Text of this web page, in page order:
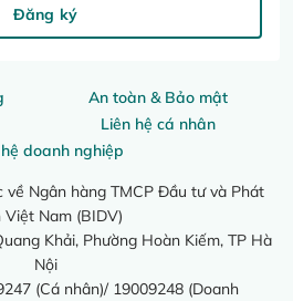
An toàn & Bảo mật
Liên hệ cá nhân
doanh nghiệp
Ngân hàng TMCP Đầu tư và Phát
Việt Nam (BIDV)
Khải, Phường Hoàn Kiếm, TP Hà
Nội
(Cá nhân)/ 19009248 (Doanh
Đăng ký